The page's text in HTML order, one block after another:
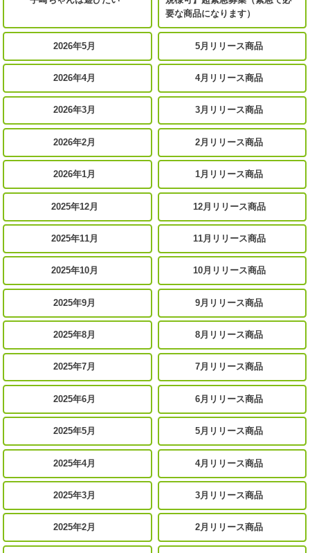
要な商品になります）
2026年5月 5月リリース商品
2026年4月 4月リリース商品
2026年3月 3月リリース商品
2026年2月 2月リリース商品
2026年1月 1月リリース商品
2025年12月 12月リリース商品
2025年11月 11月リリース商品
2025年10月 10月リリース商品
2025年9月 9月リリース商品
2025年8月 8月リリース商品
2025年7月 7月リリース商品
2025年6月 6月リリース商品
2025年5月 5月リリース商品
2025年4月 4月リリース商品
2025年3月 3月リリース商品
2025年2月 2月リリース商品